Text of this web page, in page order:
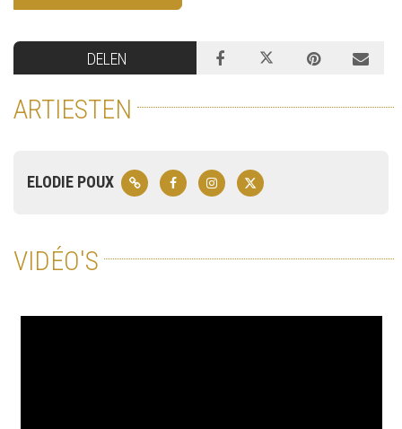
DELEN
ARTIESTEN
ELODIE POUX
VIDÉO'S